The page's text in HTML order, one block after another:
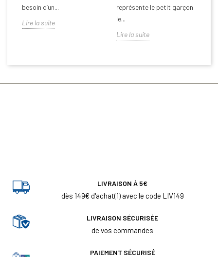
besoin d’un...
Lire la suite
représente le petit garçon
le...
Lire la suite
LIVRAISON À 5€
dès 149€ d'achat(1) avec le code LIV149
LIVRAISON SÉCURISÉE
de vos commandes
PAIEMENT SÉCURISÉ